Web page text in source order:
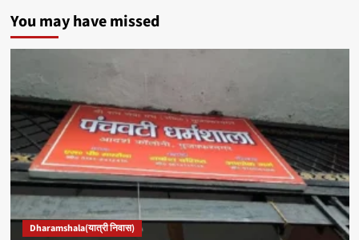
You may have missed
Dharamshala(यात्री निवास)